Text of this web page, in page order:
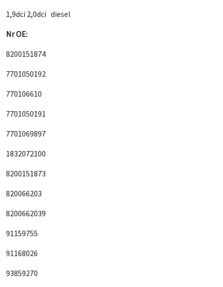
1,9dci 2,0dci diesel
Nr OE:
8200151874
7701050192
770106610
7701050191
7701069897
1832072100
8200151873
820066203
8200662039
91159755
91168026
93859270